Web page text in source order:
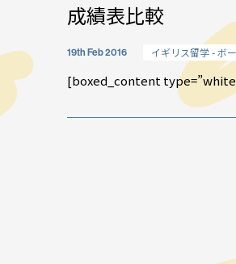
ス
採
成績表比較
19th Feb 2016 イギリス留学 - ボ
[boxed_content